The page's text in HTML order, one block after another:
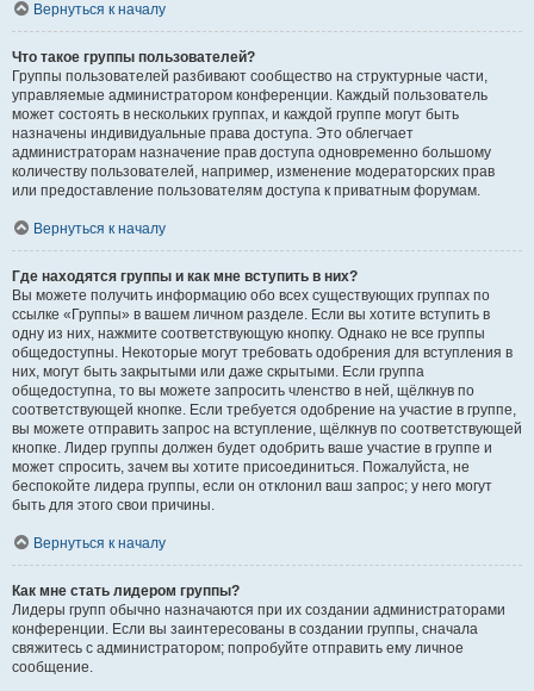
Вернуться к началу
Что такое группы пользователей?
Группы пользователей разбивают сообщество на структурные части,
управляемые администратором конференции. Каждый пользователь
может состоять в нескольких группах, и каждой группе могут быть
назначены индивидуальные права доступа. Это облегчает
администраторам назначение прав доступа одновременно большому
количеству пользователей, например, изменение модераторских прав
или предоставление пользователям доступа к приватным форумам.
Вернуться к началу
Где находятся группы и как мне вступить в них?
Вы можете получить информацию обо всех существующих группах по
ссылке «Группы» в вашем личном разделе. Если вы хотите вступить в
одну из них, нажмите соответствующую кнопку. Однако не все группы
общедоступны. Некоторые могут требовать одобрения для вступления в
них, могут быть закрытыми или даже скрытыми. Если группа
общедоступна, то вы можете запросить членство в ней, щёлкнув по
соответствующей кнопке. Если требуется одобрение на участие в группе,
вы можете отправить запрос на вступление, щёлкнув по соответствующей
кнопке. Лидер группы должен будет одобрить ваше участие в группе и
может спросить, зачем вы хотите присоединиться. Пожалуйста, не
беспокойте лидера группы, если он отклонил ваш запрос; у него могут
быть для этого свои причины.
Вернуться к началу
Как мне стать лидером группы?
Лидеры групп обычно назначаются при их создании администраторами
конференции. Если вы заинтересованы в создании группы, сначала
свяжитесь с администратором; попробуйте отправить ему личное
сообщение.